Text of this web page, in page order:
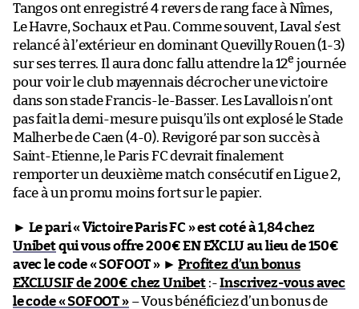
Tangos ont enregistré 4 revers de rang face à Nîmes,
Le Havre, Sochaux et Pau. Comme souvent, Laval s’est
relancé à l’extérieur en dominant Quevilly Rouen (1-3)
sur ses terres. Il aura donc fallu attendre la 12e journée
pour voir le club mayennais décrocher une victoire
dans son stade Francis-le-Basser. Les Lavallois n’ont
pas fait la demi-mesure puisqu’ils ont explosé le Stade
Malherbe de Caen (4-0). Revigoré par son succès à
Saint-Etienne, le Paris FC devrait finalement
remporter un deuxième match consécutif en Ligue 2,
face à un promu moins fort sur le papier.
► Le pari « Victoire Paris FC » est coté à 1,84 chez
Unibetqui vous offre 200€ EN EXCLU au lieu de 150€
avec le code « SOFOOT »►Profitez d’un bonus
EXCLUSIF de 200€ chez Unibet:-Inscrivez-vous avec
le code « SOFOOT »– Vous bénéficiez d’un bonus de